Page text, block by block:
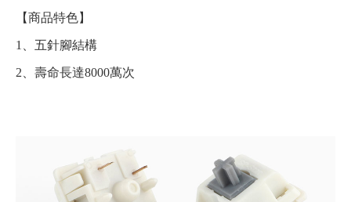
【商品特色】
1、五針腳結構
2、壽命長達8000萬次